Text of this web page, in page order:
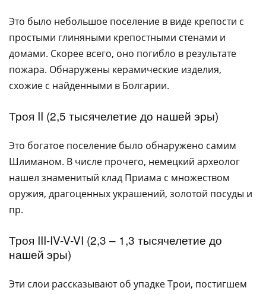
Это было небольшое поселение в виде крепости с
простыми глиняными крепостными стенами и
домами. Скорее всего, оно погибло в результате
пожара. Обнаружены керамические изделия,
схожие с найденными в Болгарии.
Троя II (2,5 тысячелетие до нашей эры)
Это богатое поселение было обнаружено самим
Шлиманом. В числе прочего, немецкий археолог
нашел знаменитый клад Приама с множеством
оружия, драгоценных украшений, золотой посуды и
пр.
Троя III-IV-V-VI (2,3 – 1,3 тысячелетие до
нашей эры)
Эти слои рассказывают об упадке Трои, постигшем